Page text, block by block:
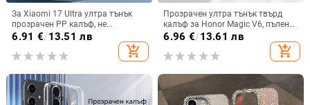
За Xiaomi 17 Ultra ултра тънък
прозрачен PP калъф, не
пожълтява, матиран финиш и
6.91 €/13.51 лв
add_shopping_cart
Прозрачен ултра тънък твърд
калъф за Honor Magic V6, пълен
обхват, защита от падане, за
сгъваем дисплей, с огледална
повърхност
6.96 €/13.61 лв
add_shopping_cart